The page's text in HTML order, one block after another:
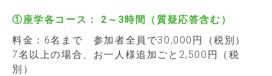
①座学各コース： 2～3時間（質疑応答含む）
料金：6名まで 参加者全員で30,000円（税別）
7名以上の場合、お一人様追加ごと2,500円（税
別）